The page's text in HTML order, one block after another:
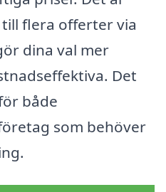
flera offerter via
dina val mer
Det
både
som behöver